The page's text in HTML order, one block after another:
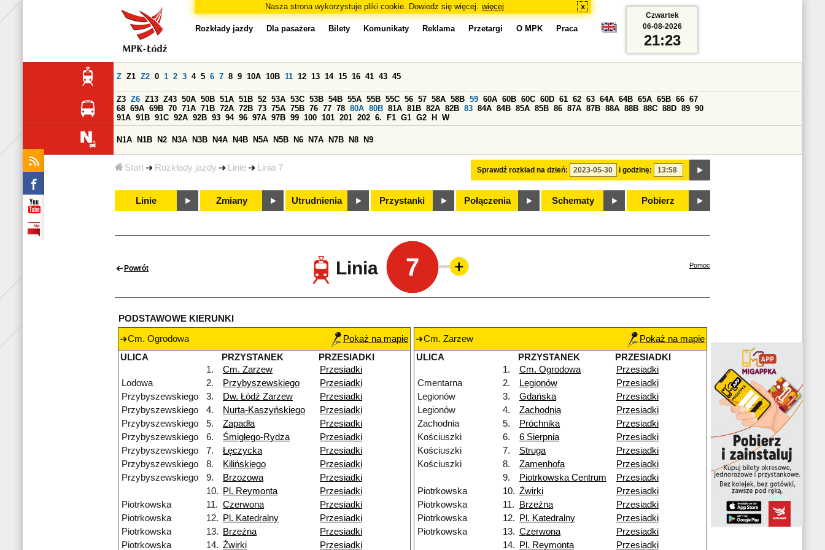
Nasza strona wykorzystuje pliki cookie. Dowiedz się więcej. więcej x
Start Rozkłady jazdy Linie Linia 7
Rozkłady jazdy Dla pasażera Bilety Komunikaty Reklama Przetargi O MPK Praca
Sprawdź rozkład na dzień: i godzinę:
Z Z1 Z2 0 1 2 3 4 5 6 7 8 9 10A 10B 11 12 13 14 15 16 41 43 45
Z3 Z6 Z13 Z43 50A 50B 51A 51B 52 53A 53C 53B 54B 55A 55B 55C 56 57 58A 58B 59 60A 60B 60C 60D 61 62 63 64A 64B 65A 65B 66 67
68 69A 69B 70 71A 71B 72A 72B 73 75A 75B 76 77 78 80A 80B 81A 81B 82A 82B 83 84A 84B 85A 85B 86 87A 87B 88A 88B 88C 88D 89 90
91A 91B 91C 92A 92B 93 94 96 97A 97B 99 100 101 201 202 6. F1 G1 G2 H W
N1A N1B N2 N3A N3B N4A N4B N5A N5B N6 N7A N7B N8 N9
Linie Zmiany Utrudnienia Przystanki Połączenia Schematy Pobierz
Czwartek
06-08-2026
21:23
Powrót Linia 7 Pomoc
PODSTAWOWE KIERUNKI
Cm. Ogrodowa
Pokaż na mapie
ULICA
PRZYSTANEK
PRZESIADKI
1.
Cm. Zarzew
Przesiadki
Lodowa
2. Przybyszewskiego
Przesiadki
Przybyszewskiego
3. Dw. Łódź Zarzew
Przesiadki
Przybyszewskiego
4. Nurta-Kaszyńskiego
Przesiadki
Przybyszewskiego
5. Zapadła
Przesiadki
Przybyszewskiego
6. Śmigłego-Rydza
Przesiadki
Przybyszewskiego
7. Łęczycka
Przesiadki
Przybyszewskiego
8. Kilińskiego
Przesiadki
Przybyszewskiego
9. Brzozowa
Przesiadki
10.
Pl. Reymonta
Przesiadki
Piotrkowska
11. Czerwona
Przesiadki
Piotrkowska
12. Pl. Katedralny
Przesiadki
Piotrkowska
13. Brzeźna
Przesiadki
Piotrkowska
14. Żwirki Przesiadki
Cm. Zarzew
Pokaż na mapie
ULICA
PRZYSTANEK
PRZESIADKI
1.
Cm. Ogrodowa
Przesiadki
Cmentarna
2. Legionów
Przesiadki
Legionów
3. Gdańska
Przesiadki
Legionów
4. Zachodnia
Przesiadki
Zachodnia
5. Próchnika
Przesiadki
Kościuszki
6. 6 Sierpnia
Przesiadki
Kościuszki
7. Struga
Przesiadki
Kościuszki
8. Zamenhofa
Przesiadki
9.
Piotrkowska Centrum
Przesiadki
Piotrkowska
10. Żwirki
Przesiadki
Piotrkowska
11. Brzeźna
Przesiadki
Piotrkowska
12. Pl. Katedralny
Przesiadki
Piotrkowska
13. Czerwona
Przesiadki
14.
Pl. Reymonta Przesiadki